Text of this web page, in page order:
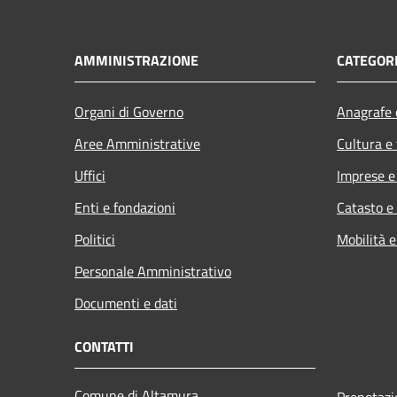
AMMINISTRAZIONE
Organi di Governo
Aree Amministrative
Uffici
Enti e fondazioni
Politici
Personale Amministrativo
Documenti e dati
Cultura
Imprese
Catasto
Mobilità
CONTATTI